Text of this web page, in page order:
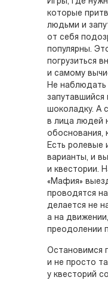
которые
людьми и
от себя
популярны.
погрузиться
и самому
Не наблюдать
запутавшийся
шоколадку. А
в лица людей
обоснования,
Есть ролевые
варианты, и
и квестории.
«Мафия»
проводятся
делается не
а на
преодолении
Остановимся
и не просто
у квесторий